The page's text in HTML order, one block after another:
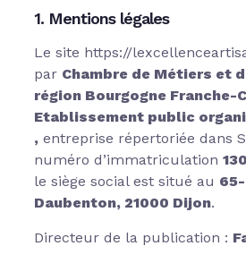
1. Mentions légales
Le site https://
par Chambre de Métiers et
région Bourgogne Franche-
Etablissement public
, entreprise répertoriée dans
numéro d’immatriculation
le siège social est situé au
Daubenton, 21000 Dijon.
Directeur de la publication :